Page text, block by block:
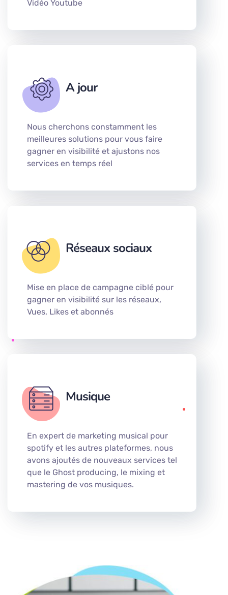
Vidéo Youtube
A jour
Nous cherchons constamment les
meilleures solutions pour vous faire
gagner en visibilité et ajustons nos
services en temps réel
Réseaux sociaux
Mise en place de campagne ciblé pour
gagner en visibilité sur les réseaux,
Vues, Likes et abonnés
Musique
En expert de marketing musical pour
spotify et les autres plateformes, nous
avons ajoutés de nouveaux services tel
que le Ghost producing, le mixing et
mastering de vos musiques.